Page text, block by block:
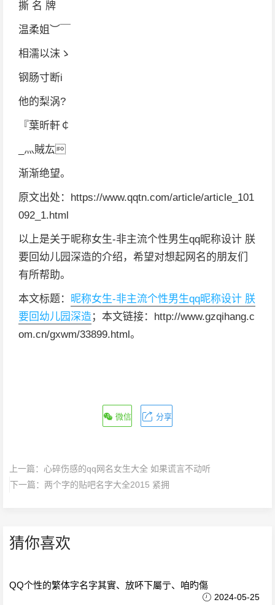
撕 名 牌
温柔姐︶￣
相濡以沫ゝ
钢肠寸断i
他的梨涡?
『葉昕軒￠
_灬賊厷
渐渐绝望。
原文出处：https://www.qqtn.com/article/article_101
092_1.html
以上是关于昵称女生-非主流个性男生qq昵称设计 朕
要回幼儿园深造的介绍，希望对想起网名的朋友们
有所帮助。
本文标题： 昵称女生-非主流个性男生qq昵称设计 朕
要回幼儿园深造；本文链接：http://www.gzqihang.c
om.cn/gxwm/33899.html。
微信 分享
上一篇： 心碎伤感的qq网名女生大全 如果谎言不动听
下一篇： 两个字的贴吧名字大全2015 紧拥
猜你喜欢
QQ个性的繁体字名字其實、放吥下屬亍、咱旳傷
2024-05-25